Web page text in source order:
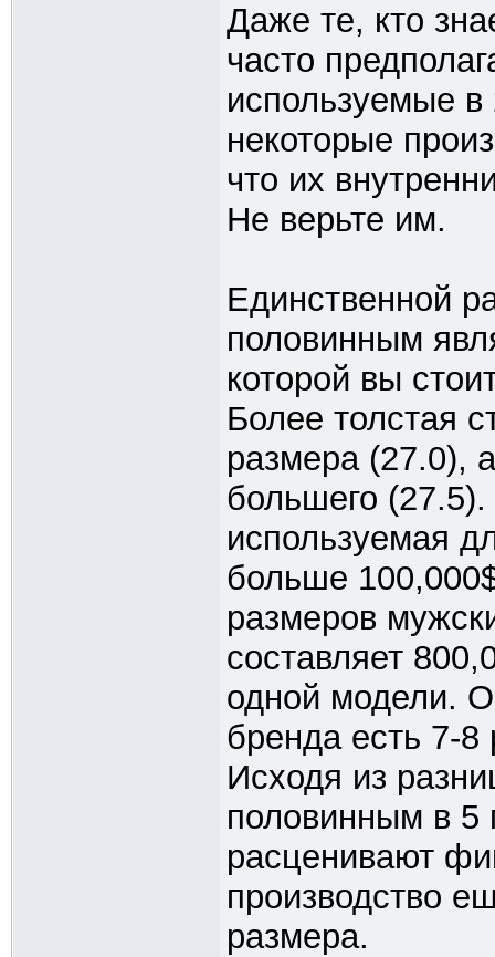
Даже те, кто
часто
используемые
некоторые
что их
Не верьте им.
Единственной
половинным
которой вы
Более толстая
размера (27.0),
большего
используемая
больше
размеров
составляет
одной модели.
бренда есть 7-
Исходя из
половинным в 5
расценивают
производство
размера.